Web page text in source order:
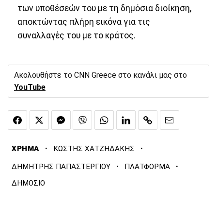
των υποθέσεών του με τη δημόσια διοίκηση,
αποκτώντας πλήρη εικόνα για τις
συναλλαγές του με το κράτος.
Ακολουθήστε το CNN Greece στο κανάλι μας στο
YouTube
ΧΡΗΜΑ · ΚΩΣΤΗΣ ΧΑΤΖΗΔΑΚΗΣ ·
ΔΗΜΗΤΡΗΣ ΠΑΠΑΣΤΕΡΓΙΟΥ · ΠΛΑΤΦΟΡΜΑ ·
ΔΗΜΟΣΙΟ